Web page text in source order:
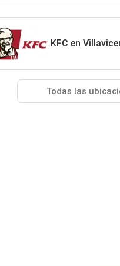
KFC en
Todas las